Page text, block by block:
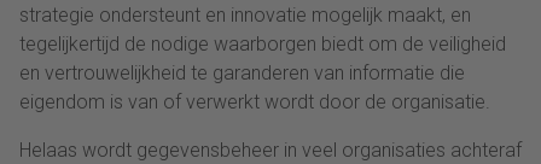
strategie ondersteunt en innovatie mogelijk maakt, en
tegelijkertijd de nodige waarborgen biedt om de veiligheid
en vertrouwelijkheid te garanderen van informatie die
eigendom is van of verwerkt wordt door de organisatie.
Helaas wordt gegevensbeheer in veel organisaties achteraf